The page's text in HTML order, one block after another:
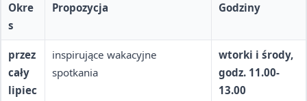
Okre
s
Propozycja Godziny
przez
cały
lipiec
inspirujące wakacyjne
spotkania
wtorki i środy,
godz. 11.00-
13.00